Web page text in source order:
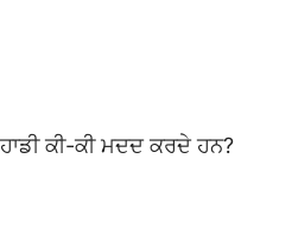
ਕੀ-ਕੀ ਮਦਦ ਕਰਦੇ ਹਨ?